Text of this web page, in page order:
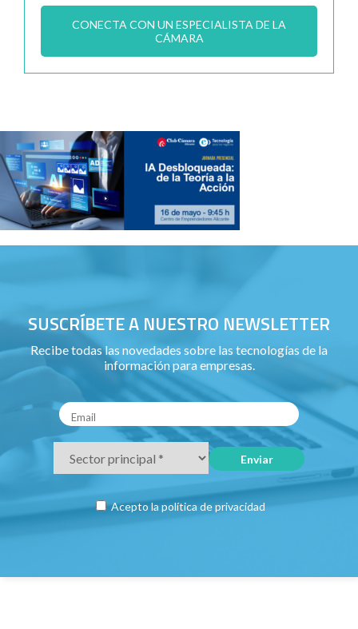
CONECTA CON UN ESPECIALISTA DE LA
CÁMARA
SUSCRÍBETE A NUESTRO NEWSLETTER
Recibe todas las novedades sobre las tecnologías de la
información para empresas.
Acepto la política de privacidad